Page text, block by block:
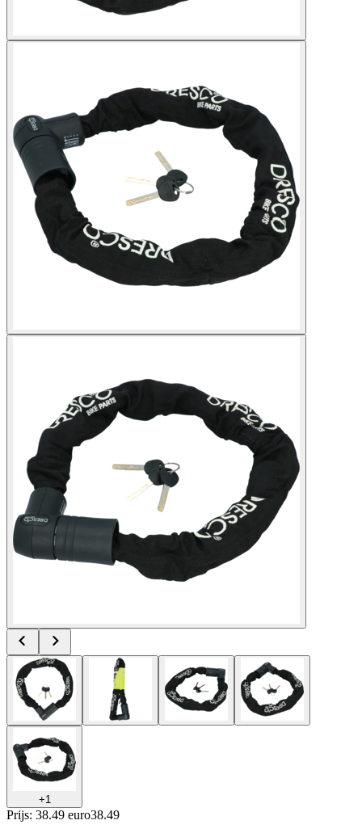
+1
Prijs: 38.49 euro38.49